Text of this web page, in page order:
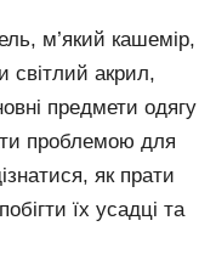
м’який кашемір,
світлий акрил,
предмети одягу
проблемою для
як прати
їх усадці та